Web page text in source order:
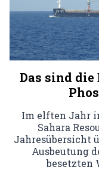
Das sind
Im elften Jahr
Sahara
Jahresübersicht
Ausbeutung
besetzten